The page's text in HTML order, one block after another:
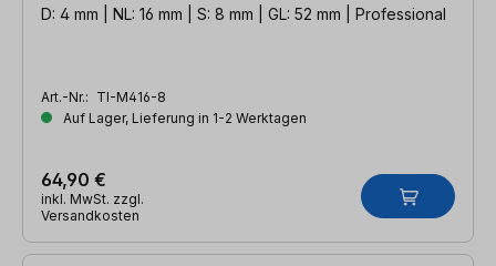
D: 4 mm | NL: 16 mm | S: 8 mm | GL: 52 mm | Professional
Art.-Nr.: TI-M416-8
Auf Lager, Lieferung in 1-2 Werktagen
64,90 €
inkl. MwSt. zzgl.
Versandkosten